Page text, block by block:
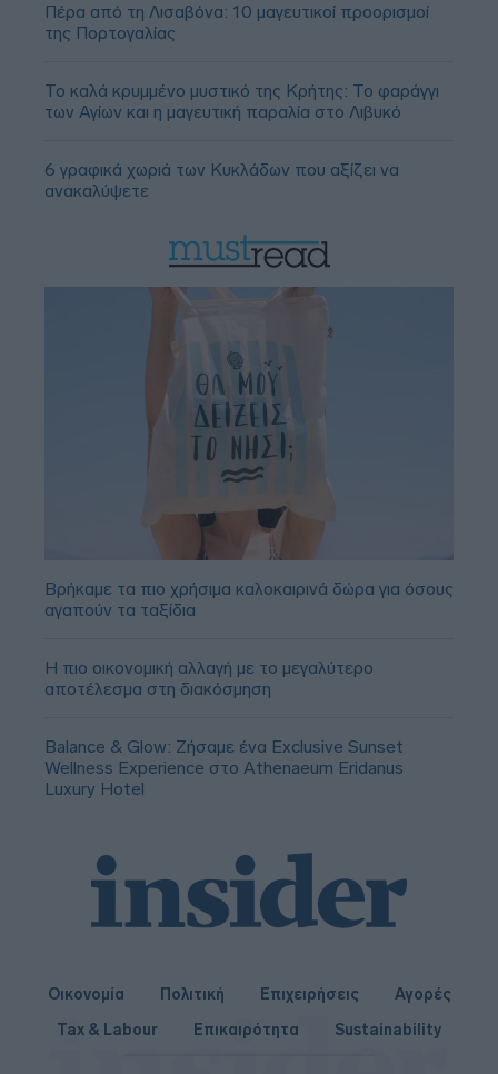
Πέρα από τη Λισαβόνα: 10 μαγευτικοί προορισμοί
της Πορτογαλίας
Το καλά κρυμμένο μυστικό της Κρήτης: Το φαράγγι
των Αγίων και η μαγευτική παραλία στο Λιβυκό
6 γραφικά χωριά των Κυκλάδων που αξίζει να
ανακαλύψετε
Βρήκαμε τα πιο χρήσιμα καλοκαιρινά δώρα για όσους
αγαπούν τα ταξίδια
Η πιο οικονομική αλλαγή με το μεγαλύτερο
αποτέλεσμα στη διακόσμηση
Balance & Glow: Ζήσαμε ένα Exclusive Sunset
Wellness Experience στο Athenaeum Eridanus
Luxury Hotel
Οικονομία Πολιτική Επιχειρήσεις
Αγορές
Tax & Labour
Επικαιρότητα Sustainability